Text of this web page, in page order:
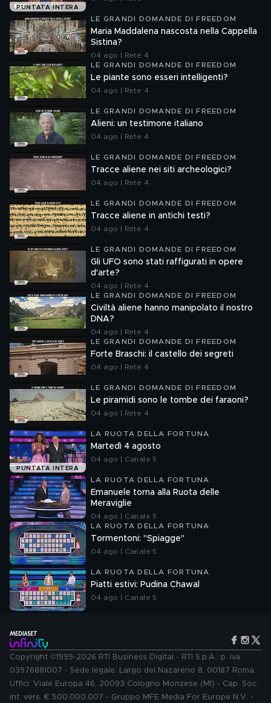
PUNTATA INTERA
LE GRANDI DOMANDE DI FREEDOM
Maria Maddalena nascosta nella Cappella
Sistina?
04 ago | Rete 4
LE GRANDI DOMANDE DI FREEDOM
Le piante sono esseri intelligenti?
04 ago | Rete 4
LE GRANDI DOMANDE DI FREEDOM
Alieni: un testimone italiano
04 ago | Rete 4
LE GRANDI DOMANDE DI FREEDOM
Tracce aliene nei siti archeologici?
04 ago | Rete 4
LE GRANDI DOMANDE DI FREEDOM
Tracce aliene in antichi testi?
04 ago | Rete 4
LE GRANDI DOMANDE DI FREEDOM
Gli UFO sono stati raffigurati in opere
d'arte?
04 ago | Rete 4
LE GRANDI DOMANDE DI FREEDOM
Civiltà aliene hanno manipolato il nostro
DNA?
04 ago | Rete 4
LE GRANDI DOMANDE DI FREEDOM
Forte Braschi: il castello dei segreti
04 ago | Rete 4
LE GRANDI DOMANDE DI FREEDOM
Le piramidi sono le tombe dei faraoni?
04 ago | Rete 4
PUNTATA INTERA
LA RUOTA DELLA FORTUNA
Martedì 4 agosto
04 ago | Canale 5
LA RUOTA DELLA FORTUNA
Emanuele torna alla Ruota delle
Meraviglie
04 ago | Canale 5
LA RUOTA DELLA FORTUNA
Tormentoni: "Spiagge"
04 ago | Canale 5
LA RUOTA DELLA FORTUNA
Piatti estivi: Pudina Chawal
04 ago | Canale 5
Copyright ©1999-2026 RTI Business Digital - RTI S.p.A.: p. iva
03976881007 - Sede legale: Largo del Nazareno 8, 00187 Roma.
Uffici: Viale Europa 46, 20093 Cologno Monzese (MI) - Cap. Soc.
int. vers. € 500.000.007 - Gruppo MFE Media For Europe N.V. -